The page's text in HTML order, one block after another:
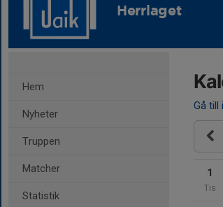
Herrlaget
Hem
Nyheter
Truppen
Matcher
Statistik
Gå till
1
Tis